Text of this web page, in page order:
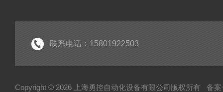
联系电话：15801922503
Copyright © 2026 上海勇控自动化设备有限公司版权所有 备案